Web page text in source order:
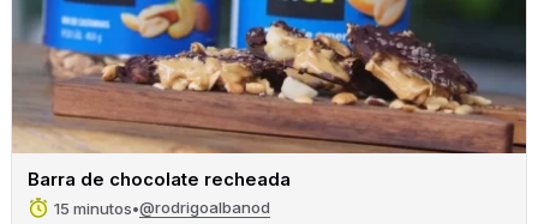
Barra de chocolate recheada
15 minutos•@rodrigoalbanod